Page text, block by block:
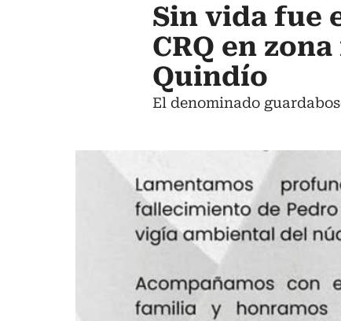
Sin vida fue
CRQ en
Quindío
El denominado